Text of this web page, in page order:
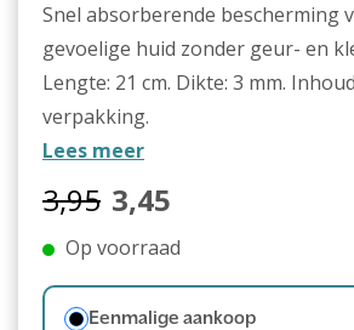
Snel absorberende bescherming
gevoelige huid zonder geur- en
Lengte: 21 cm. Dikte: 3 mm.
verpakking.
Lees meer
3,95 3,45
Op voorraad
Eenmalige aankoop